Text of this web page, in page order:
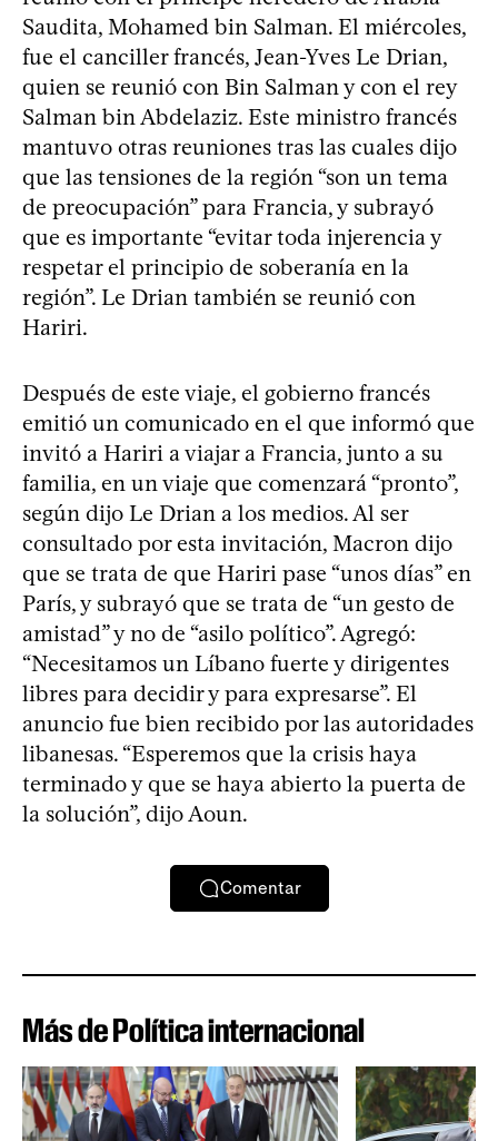
Saudita, Mohamed bin Salman. El miércoles,
fue el canciller francés, Jean-Yves Le Drian,
quien se reunió con Bin Salman y con el rey
Salman bin Abdelaziz. Este ministro francés
mantuvo otras reuniones tras las cuales dijo
que las tensiones de la región “son un tema
de preocupación” para Francia, y subrayó
que es importante “evitar toda injerencia y
respetar el principio de soberanía en la
región”. Le Drian también se reunió con
Hariri.
Después de este viaje, el gobierno francés
emitió un comunicado en el que informó que
invitó a Hariri a viajar a Francia, junto a su
familia, en un viaje que comenzará “pronto”,
según dijo Le Drian a los medios. Al ser
consultado por esta invitación, Macron dijo
que se trata de que Hariri pase “unos días” en
París, y subrayó que se trata de “un gesto de
amistad” y no de “asilo político”. Agregó:
“Necesitamos un Líbano fuerte y dirigentes
libres para decidir y para expresarse”. El
anuncio fue bien recibido por las autoridades
libanesas. “Esperemos que la crisis haya
terminado y que se haya abierto la puerta de
la solución”, dijo Aoun.
Comentar
Más de Política internacional